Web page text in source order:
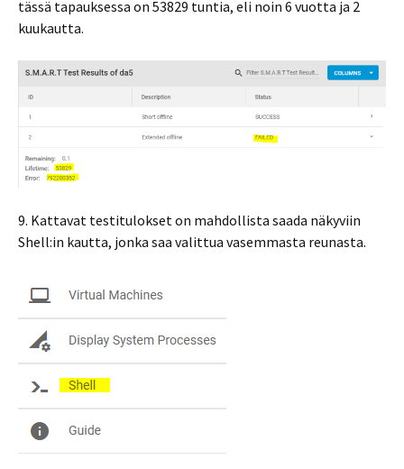
tässä tapauksessa on 53829 tuntia, eli noin 6 vuotta ja 2
kuukautta.
9. Kattavat testitulokset on mahdollista saada näkyviin
Shell:in kautta, jonka saa valittua vasemmasta reunasta.